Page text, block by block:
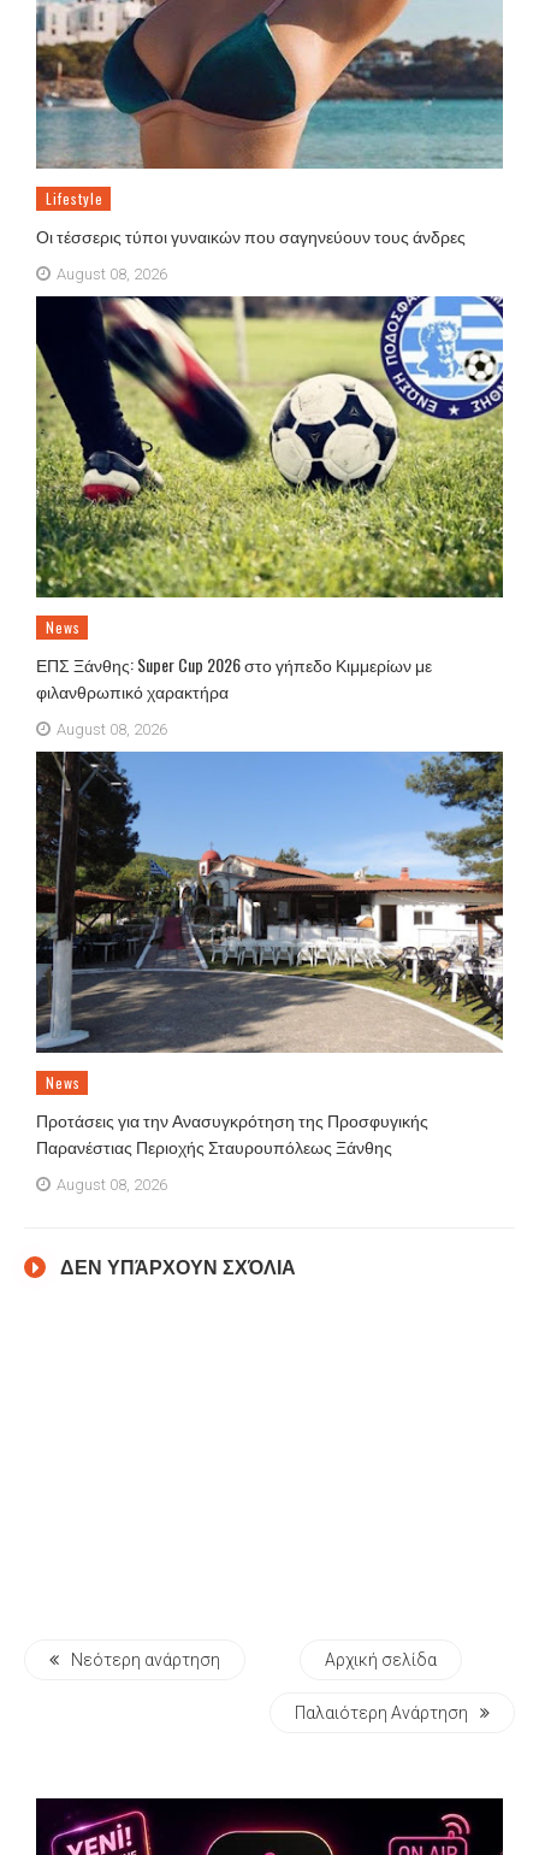
Lifestyle
Οι τέσσερις τύποι γυναικών που σαγηνεύουν τους άνδρες
August 08, 2026
News
ΕΠΣ Ξάνθης: Super Cup 2026 στο γήπεδο Κιμμερίων με
φιλανθρωπικό χαρακτήρα
August 08, 2026
News
Προτάσεις για την Ανασυγκρότηση της Προσφυγικής
Παρανέστιας Περιοχής Σταυρουπόλεως Ξάνθης
August 08, 2026
ΔΕΝ ΥΠΆΡΧΟΥΝ ΣΧΌΛΙΑ
Νεότερη ανάρτηση Αρχική σελίδα
Παλαιότερη Ανάρτηση